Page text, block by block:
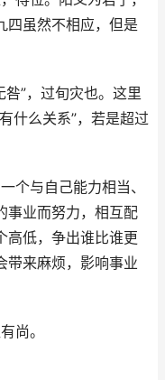
四虽然不相应，但是
咎”，过旬灾也。这里
什么关系”，若是超过
个与自己能力相当、
事业而努力，相互配
高低，争出谁比谁更
带来麻烦，影响事业
尚。